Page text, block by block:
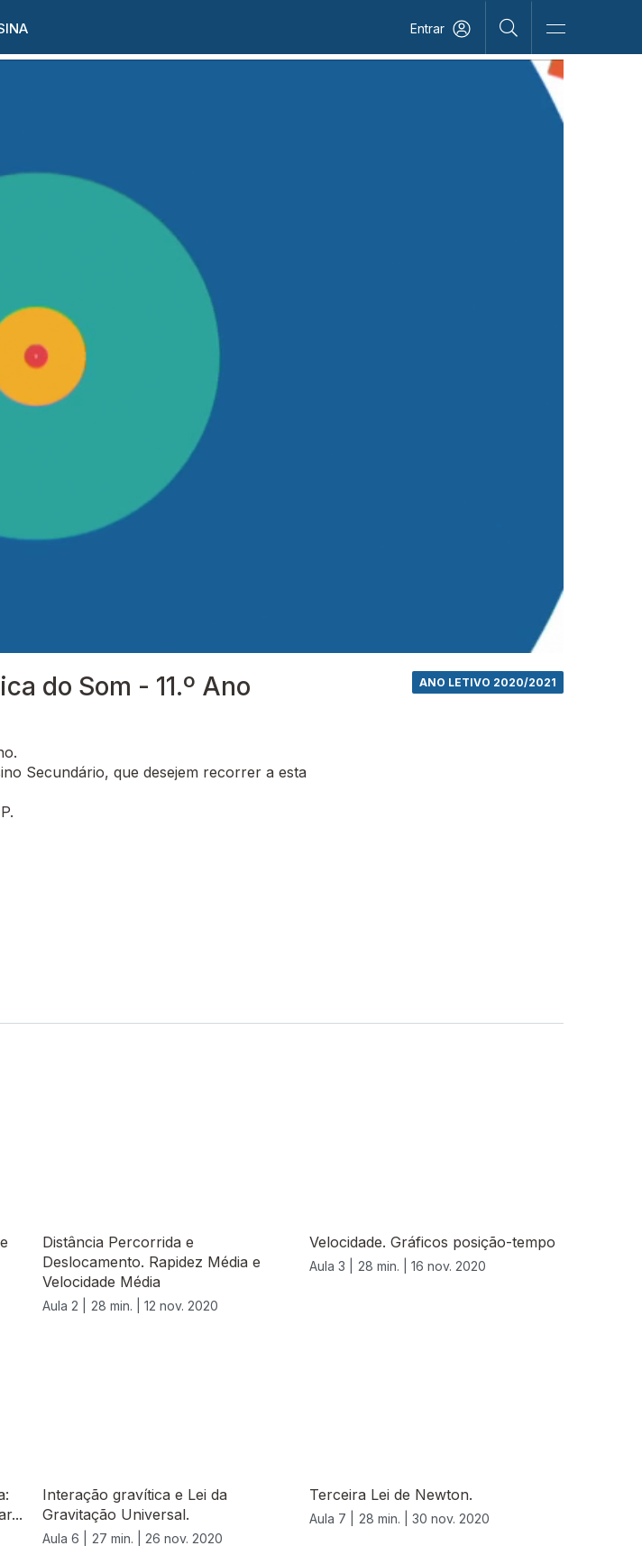
Entrar
do Som - 11.º Ano ANO LETIVO 2020/2021
Secundário, que desejem recorrer a esta
Distância Percorrida e
Deslocamento. Rapidez Média e
Velocidade Média
Aula 2 | 28 min. | 12 nov. 2020
Velocidade. Gráficos posição-tempo
Aula 3 | 28 min. | 16 nov. 2020
Interação gravítica e Lei da
Gravitação Universal.
Aula 6 | 27 min. | 26 nov. 2020
Terceira Lei de Newton.
Aula 7 | 28 min. | 30 nov. 2020